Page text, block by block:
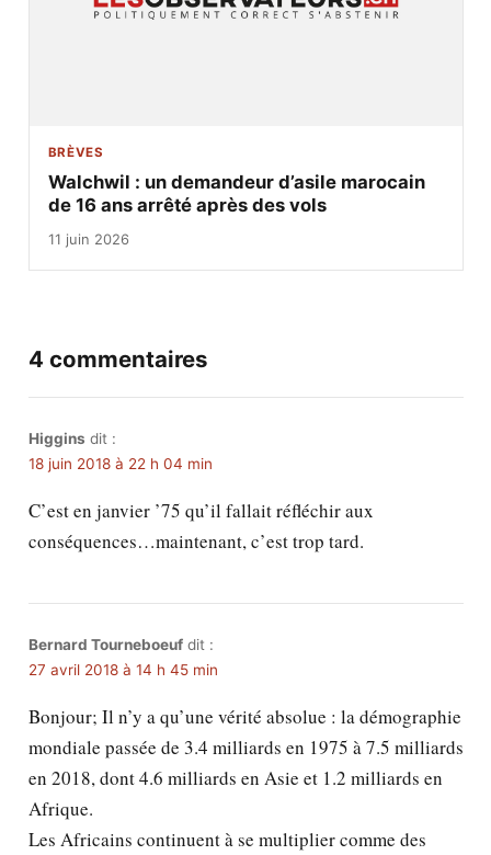
BRÈVES
Walchwil : un demandeur d’asile marocain
de 16 ans arrêté après des vols
11 juin 2026
4 commentaires
Higgins dit :
18 juin 2018 à 22 h 04 min
C’est en janvier ’75 qu’il fallait réfléchir aux
conséquences…maintenant, c’est trop tard.
Bernard Tourneboeuf dit :
27 avril 2018 à 14 h 45 min
Bonjour; Il n’y a qu’une vérité absolue : la démographie
mondiale passée de 3.4 milliards en 1975 à 7.5 milliards
en 2018, dont 4.6 milliards en Asie et 1.2 milliards en
Afrique.
Les Africains continuent à se multiplier comme des